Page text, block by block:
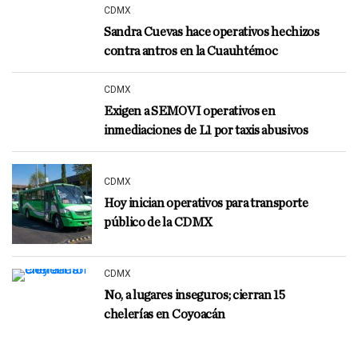
CDMX
Sandra Cuevas hace operativos hechizos
contra antros en la Cuauhtémoc
CDMX
Exigen a SEMOVI operativos en
inmediaciones de L1 por taxis abusivos
CDMX
Hoy inician operativos para transporte
público de la CDMX
CDMX
No, a lugares inseguros; cierran 15
chelerías en Coyoacán